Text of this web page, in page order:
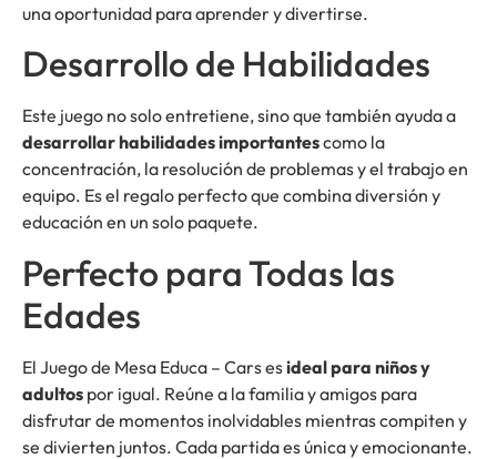
una oportunidad para aprender y divertirse.
Desarrollo de Habilidades
Este juego no solo entretiene, sino que también ayuda a
desarrollar habilidades importantescomo la
concentración, la resolución de problemas y el trabajo en
equipo. Es el regalo perfecto que combina diversión y
educación en un solo paquete.
Perfecto para Todas las
Edades
El Juego de Mesa Educa – Cars esideal para niños y
adultos por igual. Reúne a la familia y amigos para
disfrutar de momentos inolvidables mientras compiten y
se divierten juntos. Cada partida es única y emocionante.